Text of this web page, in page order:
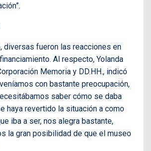
diversas fueron las reacciones en
Al respecto, Yolanda
Memoria y DD.HH., indicó
con bastante preocupación,
saber cómo se daba
haya revertido la situación a como
iba a ser, nos alegra bastante,
la gran posibilidad de que el museo